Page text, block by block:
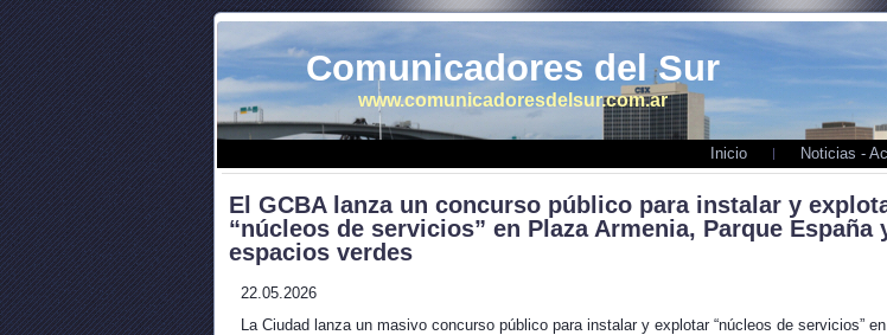
Comunicadores del Sur
www.comunicadoresdelsur.com.ar
Inicio Noticias -
El GCBA lanza un concurso público para instalar y
“núcleos de servicios” en Plaza Armenia, Parque España
espacios verdes
22.05.2026
La Ciudad lanza un masivo concurso público para instalar y explotar “núcleos de servicios”